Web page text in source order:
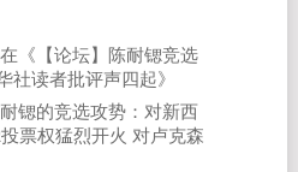
《 【论坛】陈耐锶竞选
社读者批评声四起》
锶的竞选攻势：对新西
票权猛烈开火 对卢克森